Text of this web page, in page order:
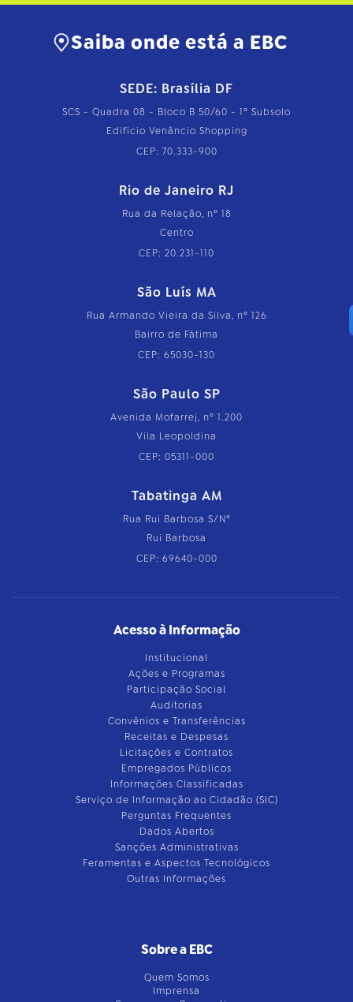
Saiba onde está a EBC
SEDE: Brasília DF
SCS - Quadra 08 - Bloco B 50/60 - 1º Subsolo
Edifício Venâncio Shopping
CEP: 70.333-900
Rio de Janeiro RJ
Rua da Relação, nº 18
Centro
CEP: 20.231-110
São Luís MA
Rua Armando Vieira da Silva, nº 126
Bairro de Fátima
CEP: 65030-130
São Paulo SP
Avenida Mofarrej, nº 1.200
Vila Leopoldina
CEP: 05311-000
Tabatinga AM
Rua Rui Barbosa S/Nº
Rui Barbosa
CEP: 69640-000
Acesso à Informação
Institucional
Ações e Programas
Participação Social
Auditorias
Convênios e Transferências
Receitas e Despesas
Licitações e Contratos
Empregados Públicos
Informações Classificadas
Serviço de Informação ao Cidadão (SIC)
Perguntas Frequentes
Dados Abertos
Sanções Administrativas
Feramentas e Aspectos Tecnológicos
Outras Informações
Sobre a EBC
Quem Somos
Imprensa